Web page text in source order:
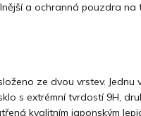
a ochranná pouzdra na
ze dvou vrstev. Jednu
s extrémní tvrdostí 9H,
kvalitním japonským